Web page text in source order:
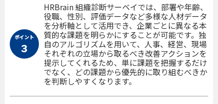
ポイント
３
HRBrain 組織診断サーベイでは、部署や年齢、
役職、性別、評価データなど多様な人材データ
を分析軸として活用でき、企業ごとに異なる本
質的な課題を明らかにすることが可能です。独
自のアルゴリズムを用いて、人事、経営、現場
それぞれの立場から取るべき改善アクションを
提示してくれるため、単に課題を把握するだけ
でなく、どの課題から優先的に取り組むべきか
を判断しやすくなります。